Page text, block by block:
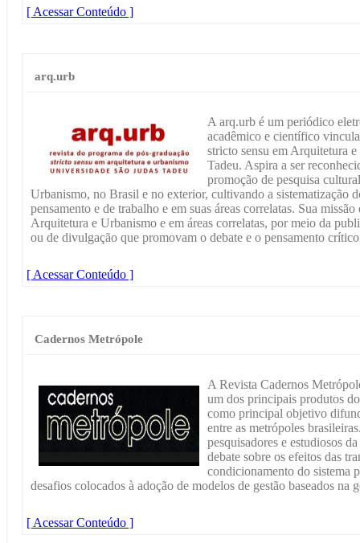
[ Acessar Conteúdo ]
arq.urb
A arq.urb é um periódico
acadêmico e científico
stricto sensu em Arquitetura
Tadeu. Aspira a ser
promoção de pesquisa
Urbanismo, no Brasil e no exterior, cultivando a sistematização
pensamento e de trabalho e em suas áreas correlatas. Sua
Arquitetura e Urbanismo e em áreas correlatas, por meio da
ou de divulgação que promovam o debate e o pensamento
[ Acessar Conteúdo ]
Cadernos Metrópole
A Revista Cadernos
um dos principais produtos
como principal objetivo
entre as metrópoles
pesquisadores e estudiosos
debate sobre os efeitos das
condicionamento do sistema
desafios colocados à adoção de modelos de gestão baseados na
[ Acessar Conteúdo ]